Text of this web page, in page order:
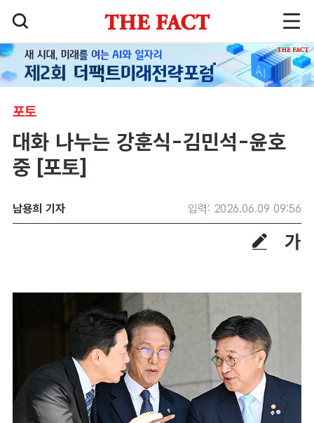
포토
대화 나누는 강훈식-김민석-윤호
중 [포토]
남용희 기자 입력: 2026.06.09 09:56